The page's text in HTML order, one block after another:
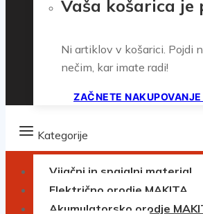
Vaša košarica je
Ni artiklov v košarici. Pojdi
nečim, kar imate radi!
ZAČNETE
Kategorije
Vijačni in spajalni material
Električno orodje MAKITA
Akumulatorsko orodje